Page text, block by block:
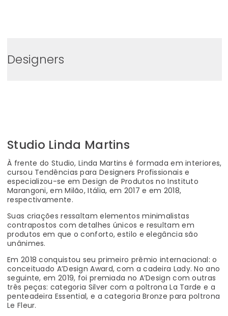
Designers
Studio Linda Martins
À frente do Studio, Linda Martins é formada em interiores,
cursou Tendências para Designers Profissionaise
especializou-se em Design de Produtos no Instituto
Marangoni, em Milão, Itália, em 2017 e em 2018,
respectivamente.
Suas criações ressaltam elementos minimalistas
contrapostos com detalhes únicos e resultam em
produtos em que o conforto, estilo e elegância são
unânimes.
Em 2018 conquistou seu primeiro prêmio internacional:o
conceituado A’Design Award, com a cadeira Lady. No ano
seguinte,em 2019, foi premiada no A’Design com outras
três peças: categoria Silver com a poltrona La Tarde e a
penteadeira Essential, e a categoria Bronze para poltrona
Le Fleur.